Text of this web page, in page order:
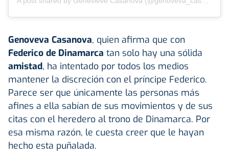
Genoveva Casanova, quien afirma que con
Federico de Dinamarca tan solo hay una sólida
amistad, ha intentado por todos los medios
mantener la discreción con el príncipe Federico.
Parece ser que únicamente las personas más
afines a ella sabían de sus movimientos y de sus
citas con el heredero al trono de Dinamarca. Por
esa misma razón, le cuesta creer que le hayan
hecho esta puñalada.